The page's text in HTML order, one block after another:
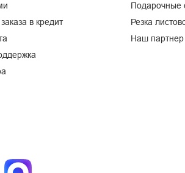
в кредит
Подарочные
Резка
Наш